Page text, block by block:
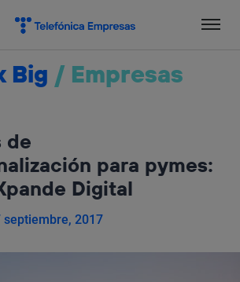
Big / Empresas
de
para pymes:
Digital
septiembre, 2017